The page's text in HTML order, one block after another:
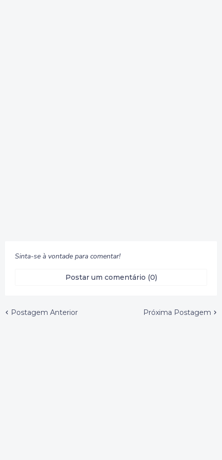
Sinta-se à vontade para comentar!
Postar um comentário (0)
Postagem Anterior Próxima Postagem